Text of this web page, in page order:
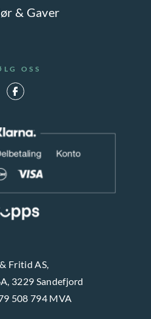
& Gaver
OSS
Fritid AS,
3229 Sandefjord
508 794 MVA